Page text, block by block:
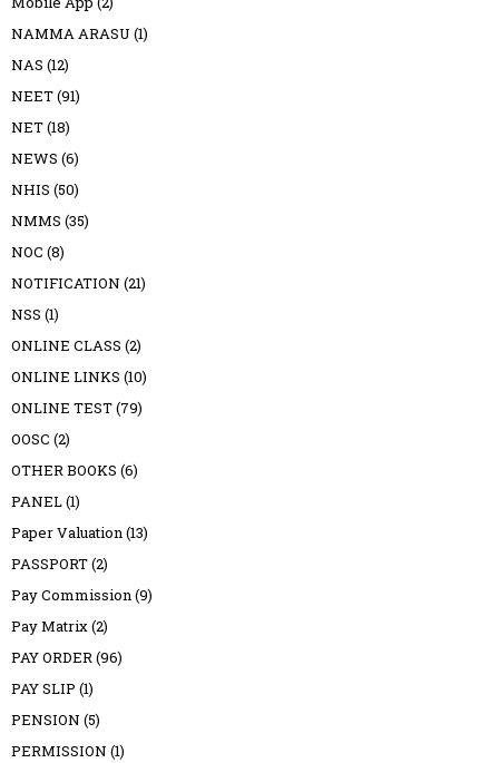
NAMMA ARASU (1)
NAS (12)
NEET(91)
NET(18)
NEWS (6)
NHIS (50)
NMMS (35)
NOC (8)
NOTIFICATION (21)
NSS (1)
ONLINE CLASS (2)
ONLINE LINKS (10)
ONLINE TEST(79)
OOSC (2)
OTHER BOOKS (6)
PANEL(1)
Paper Valuation(13)
PASSPORT(2)
Pay Commission(9)
Pay Matrix(2)
PAY ORDER(96)
PAY SLIP (1)
PENSION (5)
PERMISSION (1)